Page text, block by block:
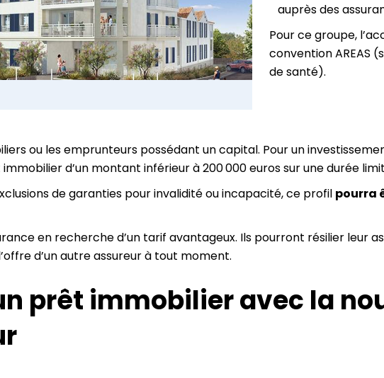
auprès des
Pour ce groupe,
convention AREAS
de santé).
ou les emprunteurs possédant un capital. Pour un
d’un montant inférieur à 200 000 euros sur une durée
de garanties pour invalidité ou incapacité, ce profil pourra
en recherche d’un tarif avantageux. Ils pourront résilier leur
d’un autre assureur à tout moment.
prêt immobilier avec la